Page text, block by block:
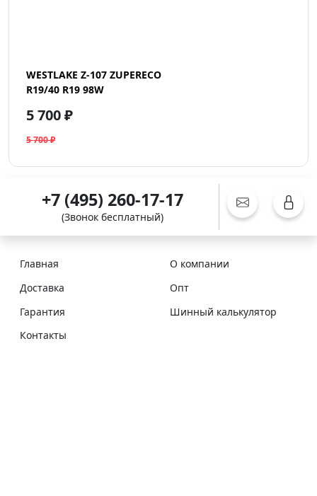
WESTLAKE Z-107 ZUPERECO
R19/40 R19 98W
5 700 ₽
5 700 ₽
+7 (495) 260-17-17
(Звонок бесплатный)
Главная
О компании
Доставка
Опт
Гарантия
Шинный калькулятор
Контакты